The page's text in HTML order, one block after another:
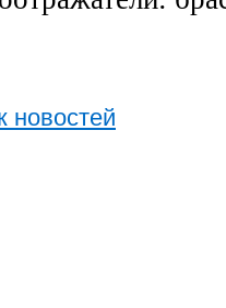
новостей